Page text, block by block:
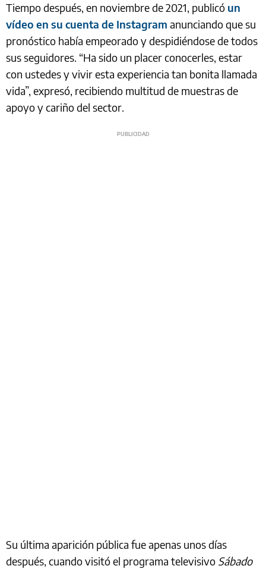
Tiempo después, en noviembre de 2021, publicó un
vídeo en su cuenta de Instagram anunciando que su
pronóstico había empeorado y despidiéndose de todos
sus seguidores. “Ha sido un placer conocerles, estar
con ustedes y vivir esta experiencia tan bonita llamada
vida”, expresó, recibiendo multitud de muestras de
apoyo y cariño del sector.
Su última aparición pública fue apenas unos días
después, cuando visitó el programa televisivo Sábado